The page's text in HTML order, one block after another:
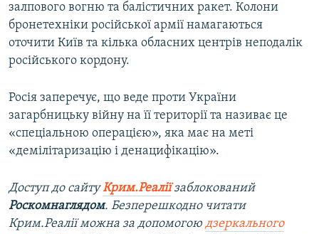
залпового вогню та балістичних ракет. Колони
бронетехніки російської армії намагаються
оточити Київ та кілька обласних центрів неподалік
російського кордону.
Росія заперечує, що веде проти України
загарбницьку війну на її території та називає це
«спеціальною операцією», яка має на меті
«демілітаризацію і денацифікацію».
Доступ до сайтуКрим.Реаліїзаблокований
Роскомнаглядом. Безперешкодно читати
Крим.Реалії можна за допомогою дзеркального